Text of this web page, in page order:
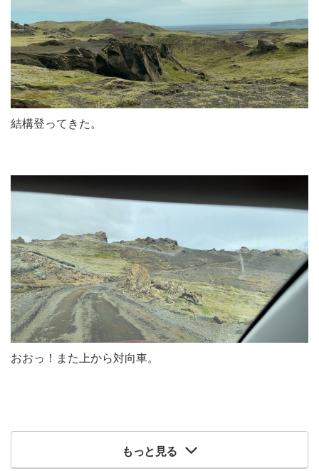
結構登ってきた。
おおっ！また上から対向車。
もっと見る